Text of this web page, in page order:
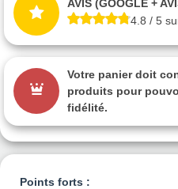
Points forts :
AVIS (GOOGLE +
4.8 / 5
Votre panier doit
produits pour
fidélité.